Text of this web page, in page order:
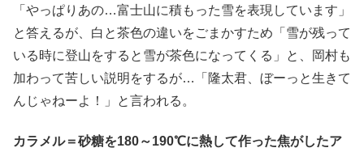
「やっぱりあの…富士山に積もった雪を表現しています」
と答えるが、白と茶色の違いをごまかすため「雪が残って
いる時に登山をすると雪が茶色になってくる」と、岡村も
加わって苦しい説明をするが…「隆太君、ぼーっと生きて
んじゃねーよ！」と言われる。
カラメル＝砂糖を180～190℃に熱して作った焦がしたア